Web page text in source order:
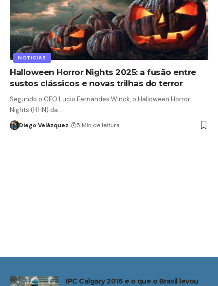
NOTICIAS
Halloween Horror Nights 2025: a fusão entre
sustos clássicos e novas trilhas do terror
Segundo o CEO Lucio Fernandes Winck, o Halloween Horror
Nights (HHN) da…
Diego Velázquez 5 Min de leitura
IPC Calgary 2016 e o que o Brasil levou